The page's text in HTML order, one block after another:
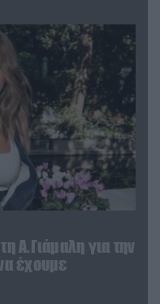
Α.Γιάμαλη για την
έχουμε